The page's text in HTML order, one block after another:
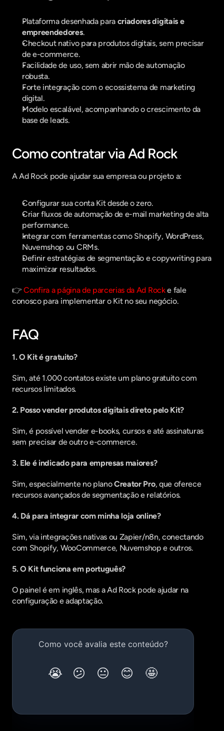
Plataforma desenhada para criadores digitais e
empreendedores.
Checkout nativo para produtos digitais, sem precisar
de e-commerce.
Facilidade de uso, sem abrir mão de automação
robusta.
Forte integração com o ecossistema de marketing
digital.
Modelo escalável, acompanhando o crescimento da
base de leads.
Como contratar via Ad Rock
A Ad Rock pode ajudar sua empresa ou projeto a:
Configurar sua conta Kit desde o zero.
Criar fluxos de automação de e-mail marketing de alta
performance.
Integrar com ferramentas como Shopify, WordPress,
Nuvemshop ou CRMs.
Definir estratégias de segmentação e copywriting para
maximizar resultados.
👉 Confira a página de parcerias da Ad Rock e fale
conosco para implementar o Kit no seu negócio.
FAQ
1. O Kit é gratuito?
Sim, até 1.000 contatos existe um plano gratuito com
recursos limitados.
2. Posso vender produtos digitais direto pelo Kit?
Sim, é possível vender e-books, cursos e até assinaturas
sem precisar de outro e-commerce.
3. Ele é indicado para empresas maiores?
Sim, especialmente no plano Creator Pro, que oferece
recursos avançados de segmentação e relatórios.
4. Dá para integrar com minha loja online?
Sim, via integrações nativas ou Zapier/n8n, conectando
com Shopify, WooCommerce, Nuvemshop e outros.
5. O Kit funciona em português?
O painel é em inglês, mas a Ad Rock pode ajudar na
configuração e adaptação.